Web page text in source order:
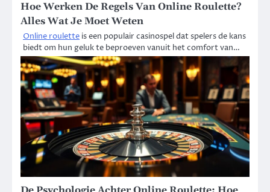
Hoe Werken De Regels Van Online Roulette?
Alles Wat Je Moet Weten
Online roulette is een populair casinospel dat spelers de kans
biedt om hun geluk te beproeven vanuit het comfort van…